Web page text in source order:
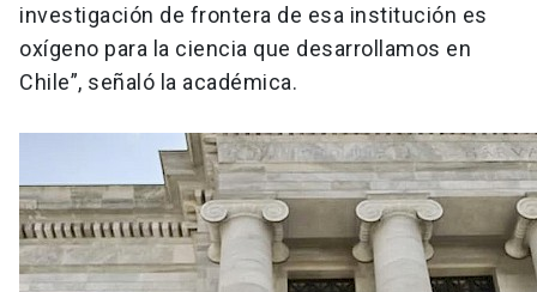
investigación de frontera de esa institución es
oxígeno para la ciencia que desarrollamos en
Chile”, señaló la académica.